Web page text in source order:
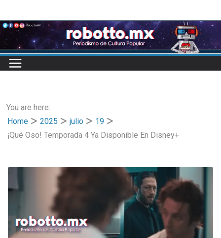
to
content
You are here:
Home
2025 julio
19
¡Qué Oso! Temporada 4 Ya Disponible En Disney+